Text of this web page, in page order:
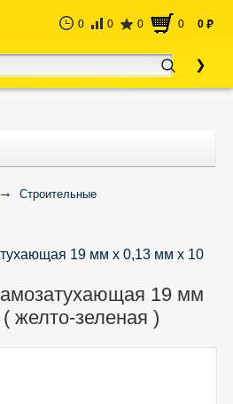
0 0 0 0 0 руб
Строительные
19 мм х 0,13 мм х 10
19 мм
желто-зеленая )